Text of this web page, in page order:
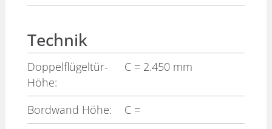
Technik
Doppelflügeltür-
Höhe:
C = 2.450 mm
Bordwand Höhe: C =